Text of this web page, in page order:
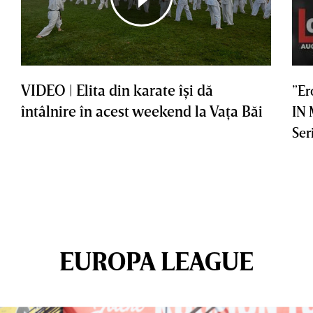
VIDEO | Elita din karate îşi dă
întâlnire în acest weekend la Vaţa Băi
IN
EUROPA LEAGUE